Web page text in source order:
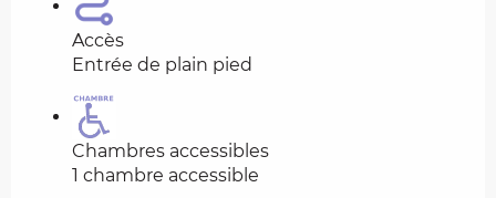
Accès
Entrée de plain pied
Chambres accessibles
1 chambre accessible